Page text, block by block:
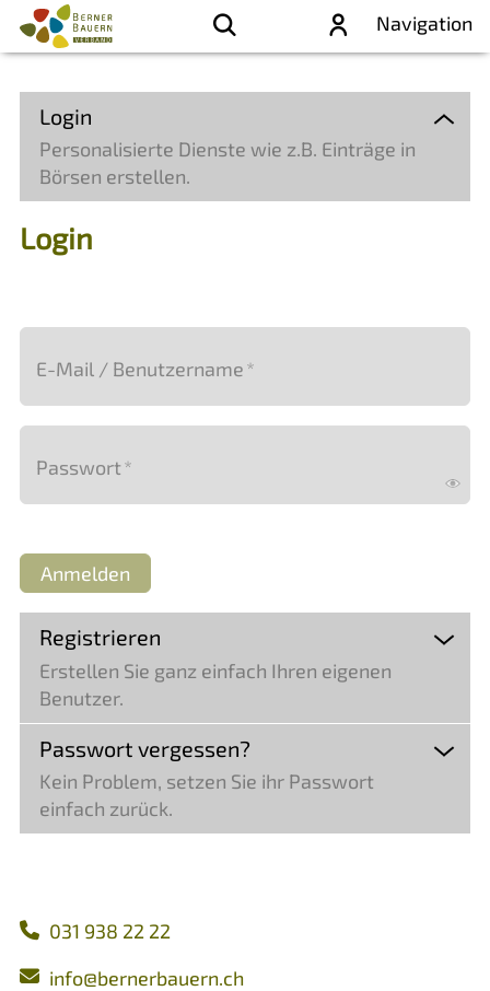
Navigation
Login
Personalisierte Dienste wie z.B. Einträge in
Börsen erstellen.
Login
E-Mail / Benutzername*
Passwort*
Anmelden
Registrieren
Erstellen Sie ganz einfach Ihren eigenen
Benutzer.
Passwort vergessen?
Kein Problem, setzen Sie ihr Passwort
einfach zurück.
031 938 22 22
nf
b rn rb rn ch